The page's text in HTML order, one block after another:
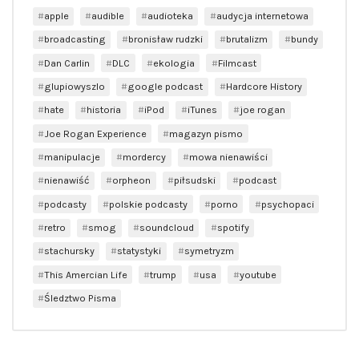
apple audible audioteka
audycja internetowa
broadcasting
bronisław rudzki brutalizm
bundy
Dan Carlin
DLC ekologia
Filmcast
glupiowyszlo
google podcast
Hardcore History
hate
historia iPod iTunes
joe rogan
Joe Rogan Experience
magazyn pismo
manipulacje
mordercy
mowa nienawiści
nienawiść
orpheon piłsudski
podcast
podcasty
polskie podcasty porno
psychopaci
retro
smog soundcloud
spotify
stachursky
statystyki
symetryzm
This Amercian Life
trump usa
youtube
Śledztwo Pisma